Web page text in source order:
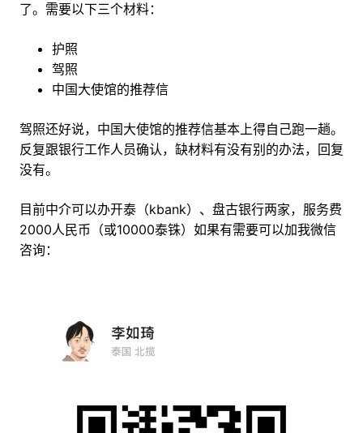
了。需要以下三个材料：
护照
驾照
中国大使馆的推荐信
驾照还好说，中国大使馆的推荐信基本上得自己跑一趟。
反复跟银行工作人员确认，缺材料有没有别的办法，回复
没有。
目前中介可以办开泰（kbank）、盘古银行两家，服务费
2000人民币（或10000泰铢）如果有需要可以加我微信
咨询：